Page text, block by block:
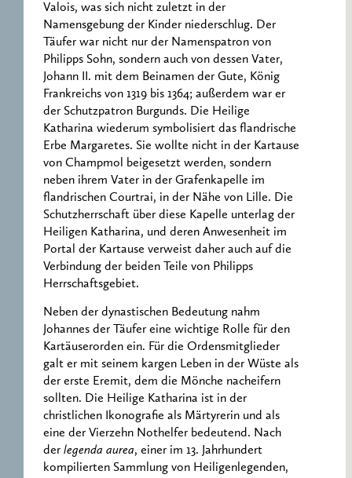
Valois, was sich nicht zuletzt in der
Namensgebung der Kinder niederschlug. Der
Täufer war nicht nur der Namenspatron von
Philipps Sohn, sondern auch von dessen Vater,
Johann II. mit dem Beinamen der Gute, König
Frankreichs von 1319 bis 1364; außerdem war er
der Schutzpatron Burgunds. Die Heilige
Katharina wiederum symbolisiert das flandrische
Erbe Margaretes. Sie wollte nicht in der Kartause
von Champmol beigesetzt werden, sondern
neben ihrem Vater in der Grafenkapelle im
flandrischen Courtrai, in der Nähe von Lille. Die
Schutzherrschaft über diese Kapelle unterlag der
Heiligen Katharina, und deren Anwesenheit im
Portal der Kartause verweist daher auch auf die
Verbindung der beiden Teile von Philipps
Herrschaftsgebiet.
Neben der dynastischen Bedeutung nahm
Johannes der Täufer eine wichtige Rolle für den
Kartäuserorden ein. Für die Ordensmitglieder
galt er mit seinem kargen Leben in der Wüste als
der erste Eremit, dem die Mönche nacheifern
sollten. Die Heilige Katharina ist in der
christlichen Ikonografie als Märtyrerin und als
eine der Vierzehn Nothelfer bedeutend. Nach
der legenda aurea, einer im 13. Jahrhundert
kompilierten Sammlung von Heiligenlegenden,